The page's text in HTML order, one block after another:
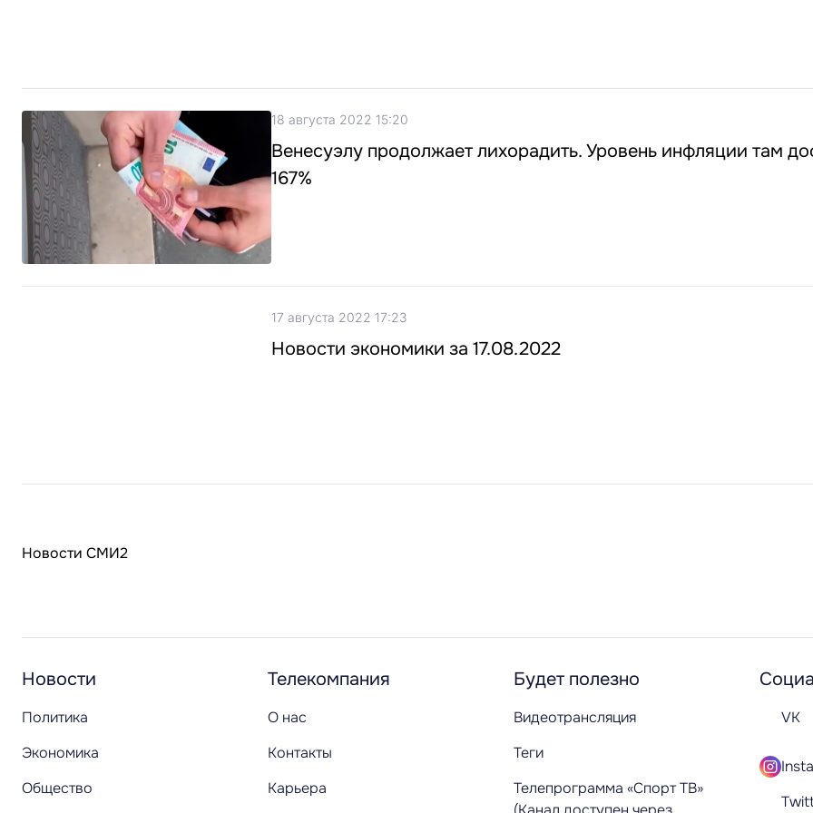
18 августа 2022 15:20
Венесуэлу продолжает лихорадить. Уровень инфляции там
167%
17 августа 2022 17:23
Новости экономики за 17.08.2022
Новости СМИ2
Новости
Политика
Экономика
Общество
Телекомпания
О нас
Контакты
Карьера
Будет полезно
Видеотрансляция
Теги
Телепрограмма «Спорт ТВ»
VK